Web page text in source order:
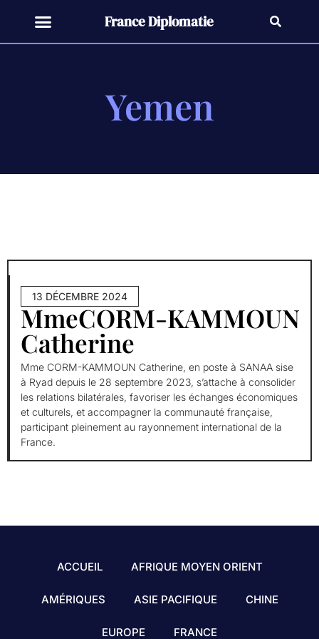
France Diplomatie
Yemen
13 DÉCEMBRE 2024
MmeCORM-KAMMOUN
Catherine
Mme CORM-KAMMOUN Catherine, en poste à SANAA sise
à Ryad depuis le 28 septembre 2023, s’attache à consolider
les relations bilatérales, favoriser les échanges économiques
et culturels, et accompagner la communauté française,
participant pleinement au rayonnement international de la
France.
ACCUEIL AFRIQUE MOYEN ORIENT
AMÉRIQUES ASIE PACIFIQUE CHINE
EUROPE FRANCE